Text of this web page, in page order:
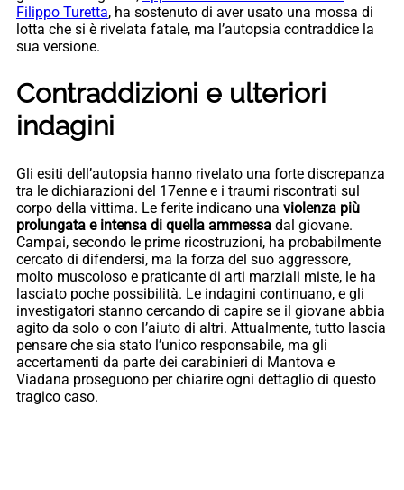
Filippo Turetta, ha sostenuto di aver usato una mossa di
lotta che si è rivelata fatale, ma l’autopsia contraddice la
sua versione.
Contraddizioni e ulteriori
indagini
Gli esiti dell’autopsia hanno rivelato una forte discrepanza
tra le dichiarazioni del 17enne e i traumi riscontrati sul
corpo della vittima. Le ferite indicano una violenza più
prolungata e intensa di quella ammessa dal giovane.
Campai, secondo le prime ricostruzioni, ha probabilmente
cercato di difendersi, ma la forza del suo aggressore,
molto muscoloso e praticante di arti marziali miste, le ha
lasciato poche possibilità. Le indagini continuano, e gli
investigatori stanno cercando di capire se il giovane abbia
agito da solo o con l’aiuto di altri. Attualmente, tutto lascia
pensare che sia stato l’unico responsabile, ma gli
accertamenti da parte dei carabinieri di Mantova e
Viadana proseguono per chiarire ogni dettaglio di questo
tragico caso.